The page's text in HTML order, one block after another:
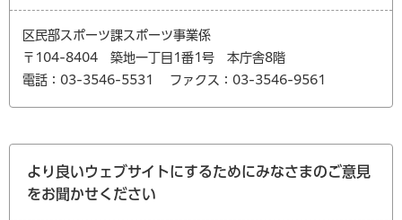
区民部スポーツ課スポーツ事業係
〒104-8404 築地一丁目1番1号 本庁舎8階
電話：03-3546-5531
ファクス：03-3546-9561
より良いウェブサイトにするためにみなさまのご意見
をお聞かせください